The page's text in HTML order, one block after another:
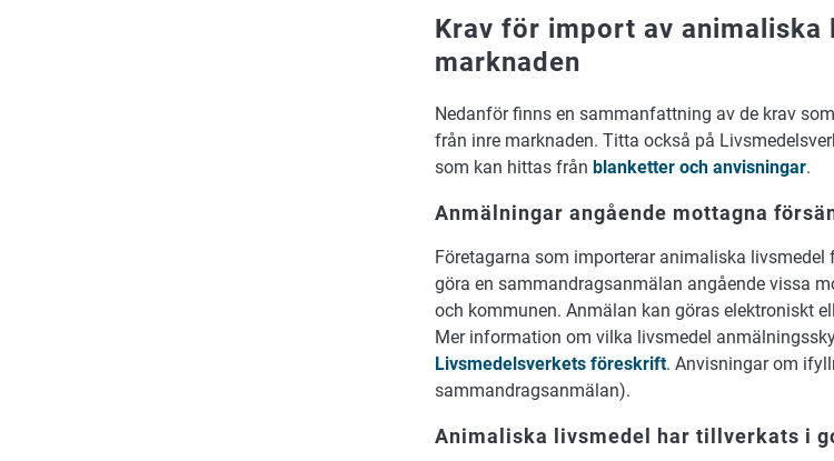
Krav för import av animaliska
marknaden
Nedanför finns en sammanfattning av de krav
från inre marknaden. Titta också på
som kan hittas från blanketter och anvisningar.
Anmälningar angående mottagna
Företagarna som importerar animaliska
göra en sammandragsanmälan angående vissa
och kommunen. Anmälan kan göras elektroniskt
Mer information om vilka livsmedel
Livsmedelsverkets föreskrift. Anvisningar om
sammandragsanmälan).
Animaliska livsmedel har tillverkats i